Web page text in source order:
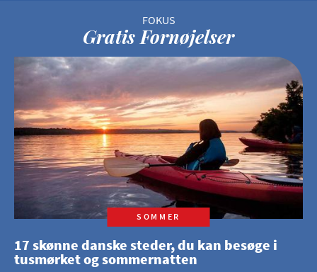
Gratis Fornøjelser
SOMMER
17 skønne danske steder, du kan besøge i
tusmørket og sommernatten